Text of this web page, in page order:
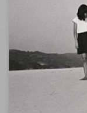
Fiche élaborée
vous approprier en
des capacités et
élèves que ce plan
chaque jour pour